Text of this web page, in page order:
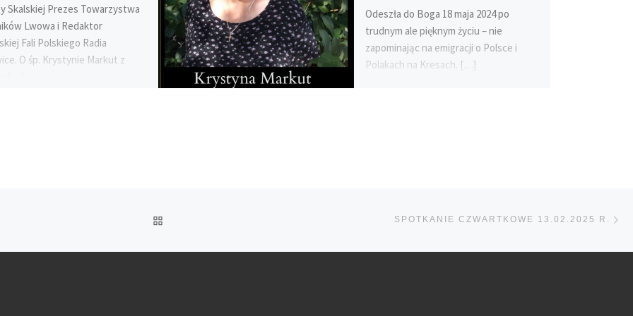
Skalskiej Prezes Towarzystwa
Lwowa i Redaktor
Fali Polskiego Radia
O śp. Krystynie Markut z
Odeszła do Boga 18 maja 2024 po
trudnym ale pięknym życiu – nie
zapominając na emigracji o Polsce i
Polakach na Kresach. […]
DO
SPOTKANIE CZWARTKOWE 13.02.2025 R.